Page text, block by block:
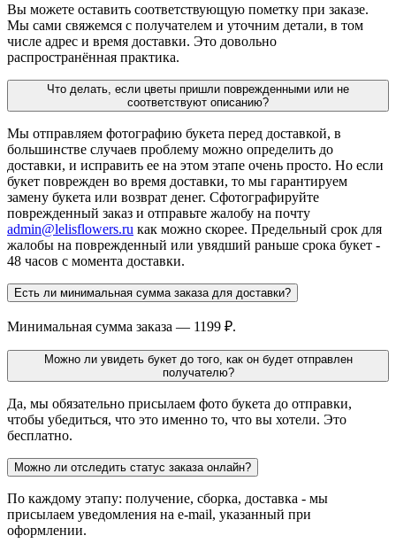
Вы можете оставить соответствующую пометку при заказе.
Мы сами свяжемся с получателем и уточним детали, в том
числе адрес и время доставки. Это довольно
распространённая практика.
Что делать, если цветы пришли поврежденными или не
соответствуют описанию?
Мы отправляем фотографию букета перед доставкой, в
большинстве случаев проблему можно определить до
доставки, и исправить ее на этом этапе очень просто. Но если
букет поврежден во время доставки, то мы гарантируем
замену букета или возврат денег. Сфотографируйте
поврежденный заказ и отправьте жалобу на почту
admin@lelisflowers.ru как можно скорее. Предельный срок для
жалобы на поврежденный или увядший раньше срока букет -
48 часов с момента доставки.
Есть ли минимальная сумма заказа для доставки?
Минимальная сумма заказа — 1199 ₽.
Можно ли увидеть букет до того, как он будет отправлен
получателю?
Да, мы обязательно присылаем фото букета до отправки,
чтобы убедиться, что это именно то, что вы хотели. Это
бесплатно.
Можно ли отследить статус заказа онлайн?
По каждому этапу: получение, сборка, доставка - мы
присылаем уведомления на e-mail, указанный при
оформлении.